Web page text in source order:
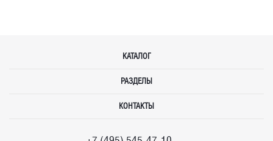
КАТАЛОГ
РАЗДЕЛЫ
КОНТАКТЫ